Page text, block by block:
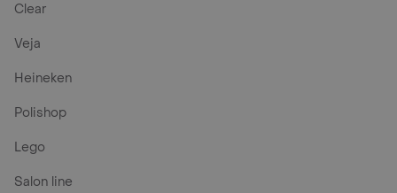
Clear
Veja
Heineken
Polishop
Lego
Salon line